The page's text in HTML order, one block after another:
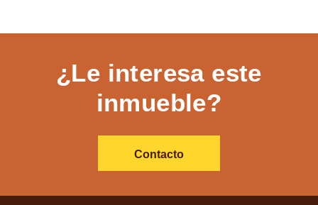
¿Le interesa este
inmueble?
Contacto